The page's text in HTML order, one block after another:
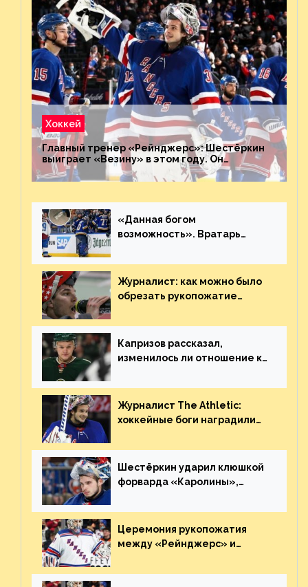
Хоккей
Главный тренер «Рейнджерс»: Шестёркин
выиграет «Везину» в этом году. Он
невероятен
«Данная богом
возможность». Вратарь
броске бутылкой в Кадри
Журналист: как можно было
обрезать рукопожатие
Плохая работа, ESPN
Капризов рассказал,
изменилось ли отношение к
Украине
Журналист The Athletic:
хоккейные боги наградили
великолепную игру
Шестёркин ударил клюшкой
форварда «Каролины»,
пятаке. Видео
Церемония рукопожатия
между «Рейнджерс» и
матча плей-офф. Видео